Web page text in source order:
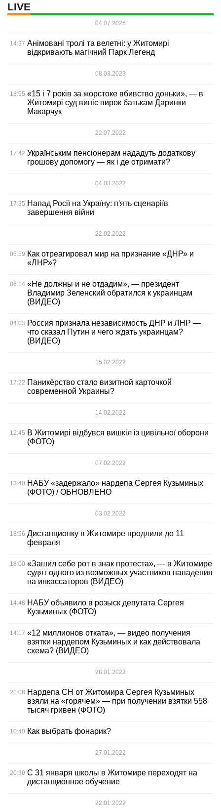
LIVE
04.07.2025
14:37 Анімовані тролі та велетні: у Житомирі
відкривають магічний Парк Легенд
08.03.2023
18:55 «15 і 7 років за жорстоке вбивство доньки», — в
Житомирі суд виніс вирок батькам Даринки
Макарчук
22.07.2022
17:42 Українським пенсіонерам нададуть додаткову
грошову допомогу — як і де отримати?
04.03.2022
17:35 Напад Росії на Україну: п'ять сценаріїв
завершення війни
22.02.2022
06:59 Как отреагировал мир на признание «ДНР» и
«ЛНР»?
06:14 «Не должны и не отдадим», — президент
Владимир Зеленский обратился к украинцам
(ВИДЕО)
04:03 Россия признала независимость ДНР и ЛНР —
что сказал Путин и чего ждать украинцам?
(ВИДЕО)
15.02.2022
17:22 Паникёрство стало визитной карточкой
современной Украины?
14.02.2022
12:45 В Житомирі відбувся вишкіл із цивільної оборони
(ФОТО)
07.02.2022
13:40 НАБУ «задержало» нардепа Сергея Кузьминых
(ФОТО) / ОБНОВЛЕНО
03.02.2022
18:56 Дистанционку в Житомире продлили до 11
февраля
18:00 «Зашил себе рот в знак протеста», — в Житомире
судят одного из возможных участников нападения
на инкассаторов (ВИДЕО)
14:48 НАБУ объявило в розыск депутата Сергея
Кузьминых (ФОТО)
14:17 «12 миллионов отката», — видео получения
взятки нардепом Кузьминых и как действовала
схема? (ВИДЕО)
28.01.2022
21:08 Нардепа СН от Житомира Сергея Кузьминых
взяли на «горячем» — при получении взятки 558
тысяч гривен (ФОТО)
10:40 Как выбрать фонарик?
27.01.2022
20:30 С 31 января школы в Житомире переходят на
дистанционное обучение
22.01.2022